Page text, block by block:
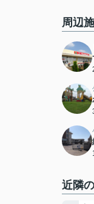
周辺
近隣